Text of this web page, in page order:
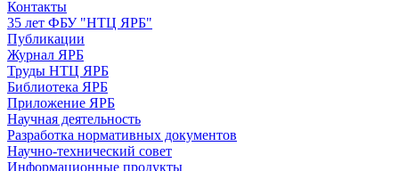
Контакты
35 лет ФБУ "НТЦ ЯРБ"
Публикации
Журнал ЯРБ
Труды НТЦ ЯРБ
Библиотека ЯРБ
Приложение ЯРБ
Научная деятельность
Разработка нормативных документов
Научно-технический совет
Информационные продукты